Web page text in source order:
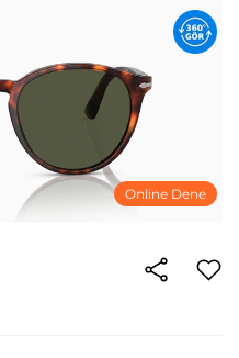
Online Dene